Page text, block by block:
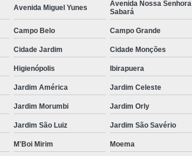
Avenida Miguel Yunes
Avenida Nossa
Sabará
Campo Belo Campo Grande
Cidade Jardim Cidade Monções
Higienópolis Ibirapuera
Jardim América Jardim Celeste
Jardim Morumbi Jardim Orly
Jardim São Luiz Jardim São Savério
M'Boi Mirim Moema